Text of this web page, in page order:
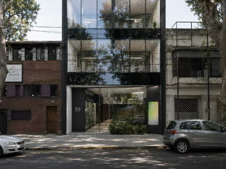
Arquitetura
Design de Interiores
Branding
Desenvolvimento Estratégico
Design de Sistemas Complexos
Paisagem